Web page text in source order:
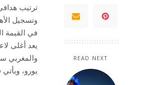
READ NEXT
وتسجيل
في القيمة
يعد أغلى
والمغربي
يورو، ويأتي